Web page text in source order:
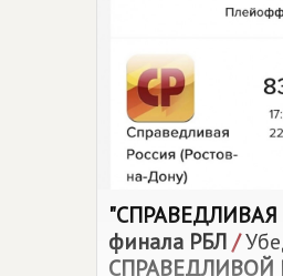
"СПРАВЕДЛИВАЯ
финала РБЛ/
СПРАВЕДЛИВОЙ